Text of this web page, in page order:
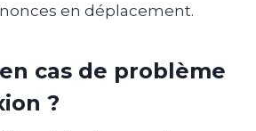
en déplacement.
cas de problème
?